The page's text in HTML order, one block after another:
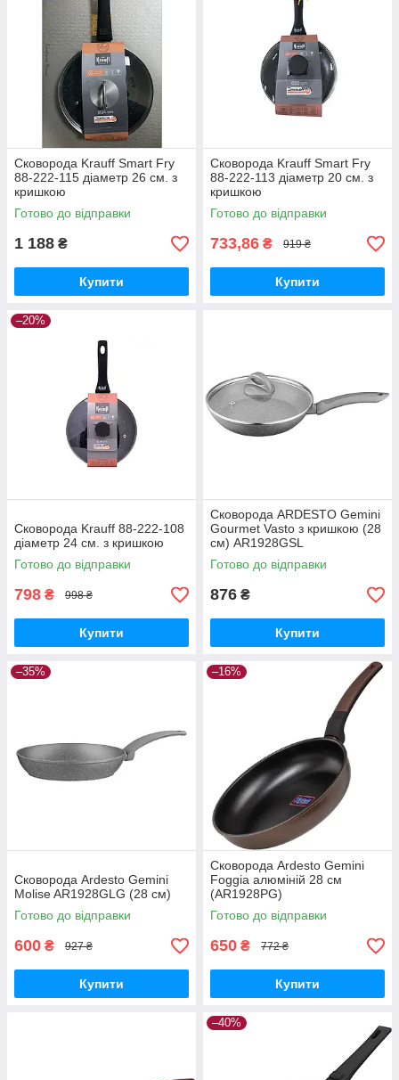
Сковорода Krauff Smart Fry
88-222-115 діаметр 26 см. з
кришкою
Готово до відправки
1 188 ₴
Купити
Сковорода Krauff Smart Fry
88-222-113 діаметр 20 см. з
кришкою
Готово до відправки
733,86 ₴ 919 ₴
Купити
–20%
Сковорода Krauff 88-222-108
діаметр 24 см. з кришкою
Готово до відправки
798 ₴ 998 ₴
Купити
Сковорода ARDESTO Gemini
Gourmet Vasto з кришкою (28
см) AR1928GSL
Готово до відправки
876 ₴
Купити
–35%
Сковорода Ardesto Gemini
Molise AR1928GLG (28 см)
Готово до відправки
600 ₴ 927 ₴
Купити
–16%
Сковорода Ardesto Gemini
Foggia алюміній 28 см
(AR1928PG)
Готово до відправки
650 ₴ 772 ₴
Купити
–40%